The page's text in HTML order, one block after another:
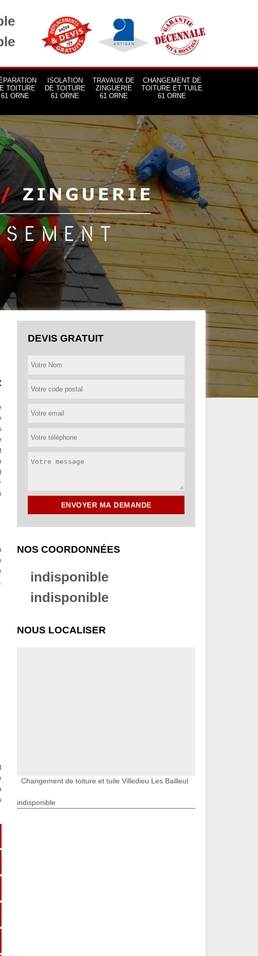
TOITURE
61 ORNE
ISOLATION
DE TOITURE
61 ORNE
TRAVAUX DE
ZINGUERIE
61 ORNE
CHANGEMENT DE
TOITURE ET TUILE
61 ORNE
DEVIS GRATUIT
NOS COORDONNÉES
indisponible
indisponible
NOUS LOCALISER
Changement de toiture et tuile Villedieu Les Bailleul
indisponible